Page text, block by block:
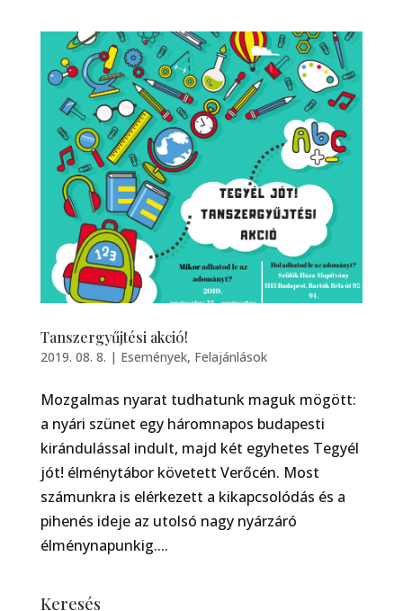
Tanszergyűjtési akció!
2019. 08. 8. | Események, Felajánlások
Mozgalmas nyarat tudhatunk maguk mögött:
a nyári szünet egy háromnapos budapesti
kirándulással indult, majd két egyhetes Tegyél
jót! élménytábor követett Verőcén. Most
számunkra is elérkezett a kikapcsolódás és a
pihenés ideje az utolsó nagy nyárzáró
élménynapunkig....
Keresés